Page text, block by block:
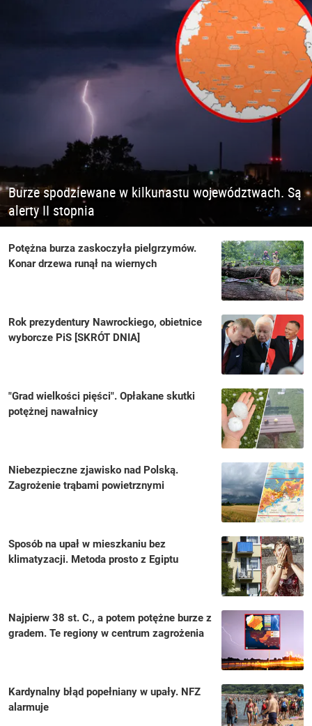
Burze spodziewane w kilkunastu województwach. Są
alerty II stopnia
Potężna burza zaskoczyła pielgrzymów.
Konar drzewa runął na wiernych
Rok prezydentury Nawrockiego, obietnice
wyborcze PiS [SKRÓT DNIA]
"Grad wielkości pięści". Opłakane skutki
potężnej nawałnicy
Niebezpieczne zjawisko nad Polską.
Zagrożenie trąbami powietrznymi
Sposób na upał w mieszkaniu bez
klimatyzacji. Metoda prosto z Egiptu
Najpierw 38 st. C., a potem potężne burze z
gradem. Te regiony w centrum zagrożenia
Kardynalny błąd popełniany w upały. NFZ
alarmuje